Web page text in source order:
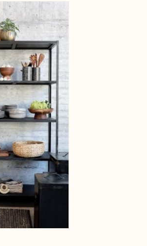
larger image